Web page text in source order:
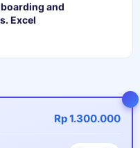
and
Excel
Rp 1.300.000